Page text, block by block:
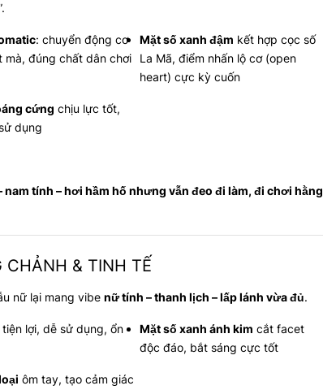
: chuyển động cơ
mà, đúng chất dân chơi
Mặt số xanh đậm kết hợp cọc số
La Mã, điểm nhấn lộ cơ (open
heart) cực kỳ cuốn
cứng chịu lực tốt,
dụng
nam tính – hơi hầm hố nhưng vẫn đeo đi làm, đi chơi hằng
& TINH TẾ
nữ lại mang vibenữ tính – thanh lịch – lấp lánh vừa đủ.
tiện lợi, dễ sử dụng, ổn
Mặt số xanh ánh kim cắt facet
độc đáo, bắt sáng cực tốt
ôm tay, tạo cảm giác